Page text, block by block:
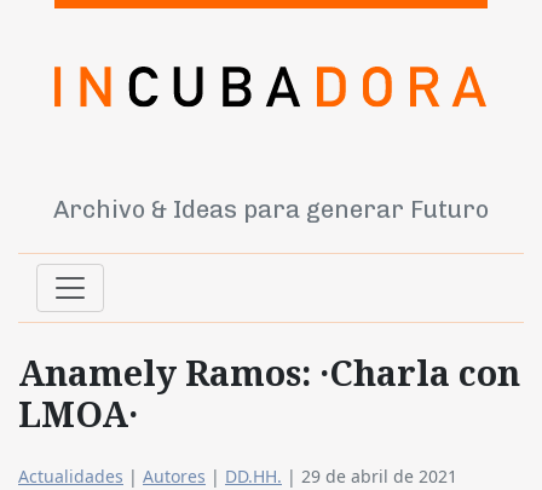
Archivo & Ideas para generar Futuro
Anamely Ramos: ·Charla con
LMOA·
Actualidades | Autores | DD.HH. | 29 de abril de 2021